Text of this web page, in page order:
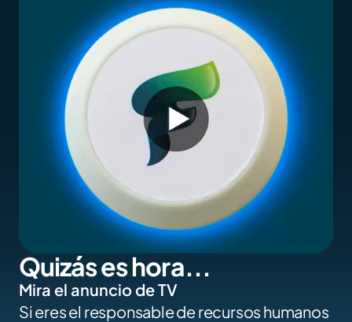
Quizás es hora...
Mira el anuncio de TV
Si eres el responsable de recursos humanos